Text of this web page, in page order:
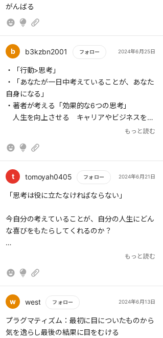
> 私たちの決断はすべて思考の結果であり、思
考の質が人生の質を決める
> 「この決断による結果で自分の生き方が変わ
るだろうか?」と自問自答するようにしてい
る。この自問自答を習慣にすれば、無駄な情報
生に影響を与える決断を下せるようになるだろ
う。自分がそれを考えていることを認めるの
だ。
も、「役に立つ思考」をするうえで重要なポイ
ントだ。
がんばる
b b3kzbn2001 フォロー 2024年6月25日
もっと読む
・「行動>思考」
・「あなたが一日中考えていることが、あなた
自身になる」
・著者が考える「効果的な6つの思考」
人生を向上させる キャリアやビジネスを成
長させる 未来を視覚化する 新しいアイデア
族、友人と一緒にする楽しいことを考える
もっと読む
t tomoyah0405 フォロー 2024年6月21日
もっと読む
「思考は役に立たなければならない」
今自分の考えていることが、自分の人生にどん
な喜びをもたらしてくれるのか？
この思考フィルターを日々持ち続けるようにし
切な友人関係や日々の小さな喜びなど、
もっと読む
w west フォロー 2024年6月13日
もっと読む
プラグマティズム：最初に目についたものから
気を逸らし最後の結果に目をむける